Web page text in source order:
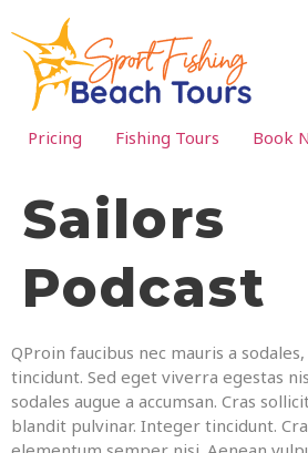
Pricing Fishing Tours Book
Sailors
Podcast
QProin faucibus nec mauris a
tincidunt. Sed eget viverra egestas
sodales augue a accumsan. Cras
blandit pulvinar. Integer tincidunt.